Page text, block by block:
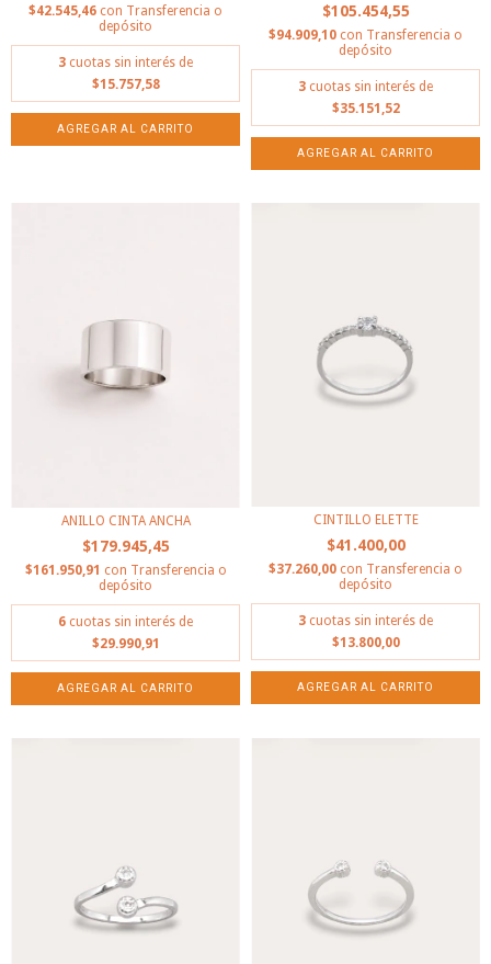
$42.545,46 con Transferencia o
depósito
3 cuotas sin interés de
$15.757,58
$105.454,55
$94.909,10 con Transferencia o
depósito
3 cuotas sin interés de
$35.151,52
ANILLO CINTA ANCHA
$179.945,45
$161.950,91 con Transferencia o
depósito
6 cuotas sin interés de
$29.990,91
AGREGAR AL CARRITO
CINTILLO ELETTE
$41.400,00
$37.260,00 con Transferencia o
depósito
3 cuotas sin interés de
$13.800,00
AGREGAR AL CARRITO